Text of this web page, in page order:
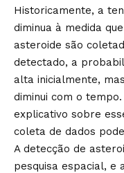
Historicamente, a
diminua à medida
asteroide são
detectado, a
alta inicialmente,
diminui com o tempo.
explicativo sobre
coleta de dados
A detecção de
pesquisa espacial, e